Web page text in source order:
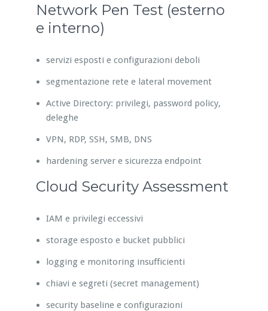
Network Pen Test (esterno
e interno)
servizi esposti e configurazioni deboli
segmentazione rete e lateral movement
Active Directory: privilegi, password policy,
deleghe
VPN, RDP, SSH, SMB, DNS
hardening server e sicurezza endpoint
Cloud Security Assessment
IAM e privilegi eccessivi
storage esposto e bucket pubblici
logging e monitoring insufficienti
chiavi e segreti (secret management)
security baseline e configurazioni